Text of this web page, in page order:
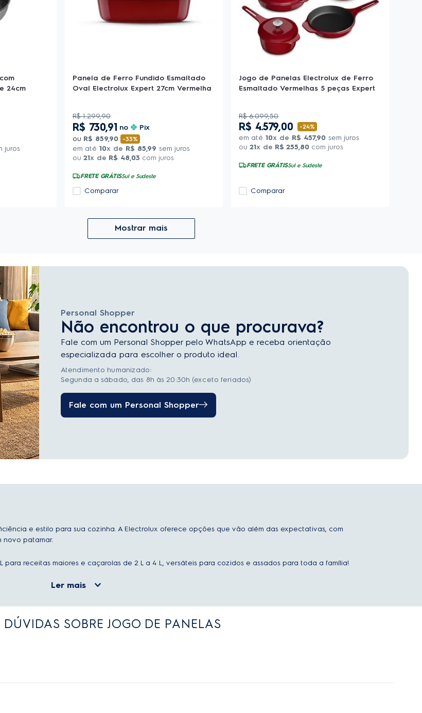
24cm
juros
Panela de Ferro Fundido Esmaltado
Oval Electrolux Expert 27cm Vermelha
R$ 1.299,90
R$ 730,91 no
Pix
ou R$ 859,90 -33%
em até 10x de R$ 85,99 sem juros
ou 21x de R$ 48,03 com juros
FRETE GRÁTISSul e Sudeste
Comparar
Jogo de Panelas Electrolux de Ferro
Esmaltado Vermelhas 5 peças Expert
R$ 6.099,50
R$ 4.579,00 -24%
em até 10x de R$ 457,90 sem juros
ou 21x de R$ 255,80 com juros
FRETE GRÁTISSul e Sudeste
Comparar
Mostrar mais
Personal Shopper
Não encontrou o que procurava?
Fale com um Personal Shopper pelo WhatsApp e receba orientação
especializada para escolher o produto ideal.
Atendimento humanizado:
Segunda a sábado, das 8h às 20:30h (exceto feriados)
Fale com um Personal Shopper
e estilo para sua cozinha. A Electrolux oferece opções que vão além das expectativas, com
novo patamar.
para receitas maiores e caçarolas de 2 L a 4 L, versáteis para cozidos e assados para toda a família!
Ler mais
DÚVIDAS SOBRE JOGO DE PANELAS
e tamanhos, cada uma projetada para otimizar diferentes métodos de cozimento.